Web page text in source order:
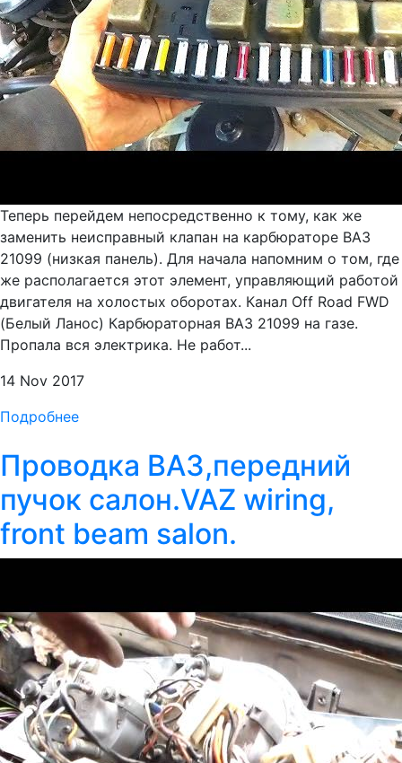
Теперь перейдем непосредственно к тому, как же
заменить неисправный клапан на карбюраторе ВАЗ
21099 (низкая панель). Для начала напомним о том, где
же располагается этот элемент, управляющий работой
двигателя на холостых оборотах. Канал Off Road FWD
(Белый Ланос) Карбюраторная ВАЗ 21099 на газе.
Пропала вся электрика. Не работ...
14 Nov 2017
Подробнее
Проводка ВАЗ,передний
пучок салон.VAZ wiring,
front beam salon.